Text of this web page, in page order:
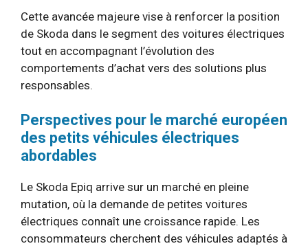
Cette avancée majeure vise à renforcer la position
de Skoda dans le segment des voitures électriques
tout en accompagnant l’évolution des
comportements d’achat vers des solutions plus
responsables.
Perspectives pour le marché européen
des petits véhicules électriques
abordables
Le Skoda Epiq arrive sur un marché en pleine
mutation, où la demande de petites voitures
électriques connaît une croissance rapide. Les
consommateurs cherchent des véhicules adaptés à